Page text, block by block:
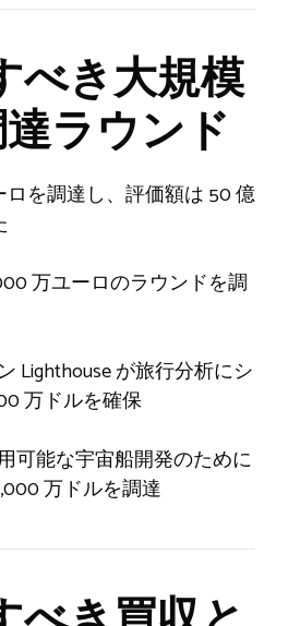
べき大規模
ラウンド
ロを調達し、評価額は 50 億
万ユーロのラウンドを調
Lighthouse が旅行分析にシ
万ドルを確保
可能な宇宙船開発のために
万ドルを調達